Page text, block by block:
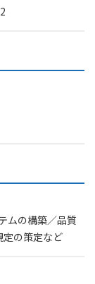
ムの構築／品質
定の策定など